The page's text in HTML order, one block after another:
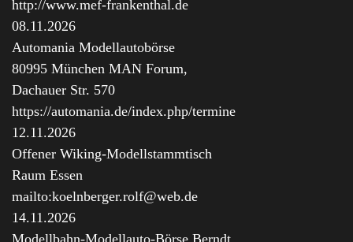
http://www.mef-frankenthal.de
08.11.2026
Automania Modellautobörse
80995 München MAN Forum,
Dachauer Str. 570
https://automania.de/index.php/termine
12.11.2026
Offener Wiking-Modellstammtisch
Raum Essen
mailto:koelnberger.rolf@web.de
14.11.2026
Modellbahn-Modellauto-Börse Berndt